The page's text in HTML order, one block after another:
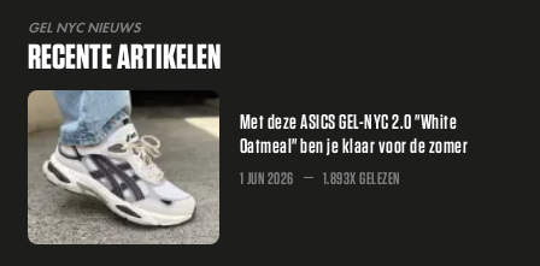
GEL NYC NIEUWS
RECENTE ARTIKELEN
Met deze ASICS GEL-NYC 2.0 "White
Oatmeal" ben je klaar voor de zomer
1 JUN 2026 1.893X GELEZEN